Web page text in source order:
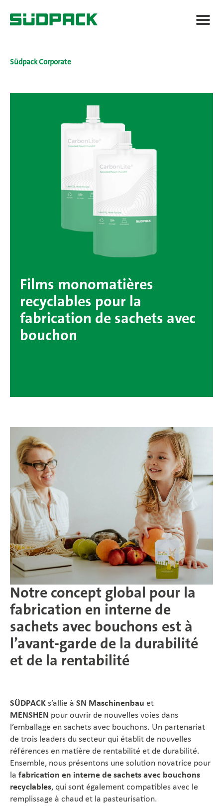
Medica
Avez-vous besoin d'aide ?
Südpack Corporate
Films monomatières
recyclables pour la
fabrication de sachets avec
bouchon
Notre concept global pour la
fabrication en interne de
sachets avec bouchons est à
l’avant-garde de la durabilité
et de la rentabilité
SÜDPACKs’allie à SN Maschinenbau et
MENSHEN pour ouvrir de nouvelles voies dans
l’emballage en sachets avec bouchons. Un partenariat
de trois leaders du secteur qui établit de nouvelles
références en matière de rentabilité et de durabilité.
Ensemble, nous présentons une solution novatrice pour
la fabrication en interne de sachets avec bouchons
recyclables, qui sont également compatibles avec le
remplissage à chaud et la pasteurisation.